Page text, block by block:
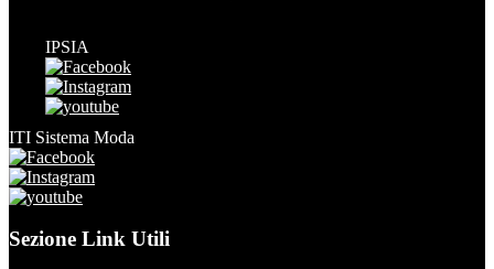
IPSIA
ITI Sistema Moda
Sezione Link Utili